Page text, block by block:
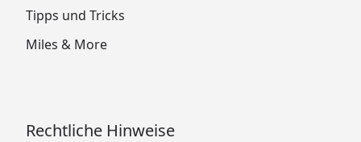
Tipps und Tricks
Miles & More
Rechtliche Hinweise